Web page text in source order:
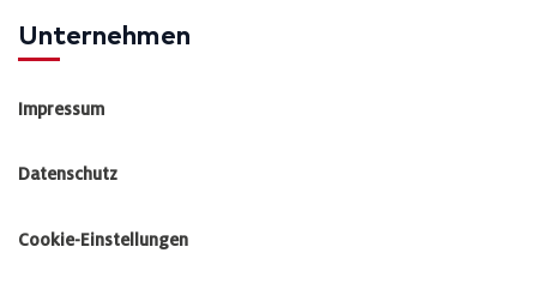
Unternehmen
Impressum
Datenschutz
Cookie-Einstellungen